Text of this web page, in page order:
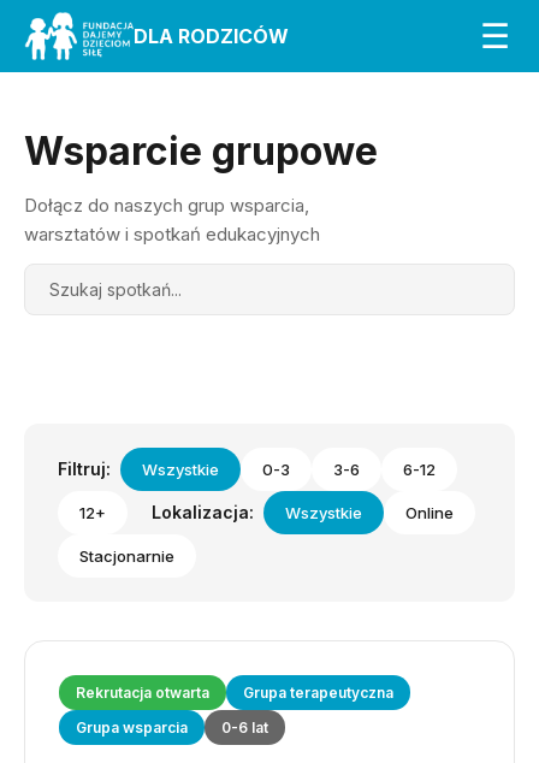
DLA RODZICÓW ☰
Wsparcie grupowe
Dołącz do naszych grup wsparcia,
warsztatów i spotkań edukacyjnych
Search
Filtruj: Wszystkie 0-3 3-6 6-12
12+ Lokalizacja: Wszystkie Online
Stacjonarnie
Rekrutacja otwarta
Grupa terapeutyczna
Grupa wsparcia
0-6 lat